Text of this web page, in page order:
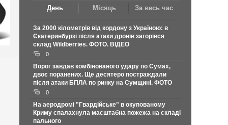
День Місяць За весь час
За 2000 кілометрів від кордону з Україною: в
Єкатеринбурзі після атаки дронів загорівся
склад Wildberries. ФОТО. ВІДЕО
0
Ворог завдав комбінованого удару по Сумах,
двоє поранених. Ще десятеро постраждали
після атаки БПЛА по ринку на Сумщині. ФОТО
0
На аеродромі "Гвардійське" в окупованому
Криму спалахнула масштабна пожежа на складі
пального